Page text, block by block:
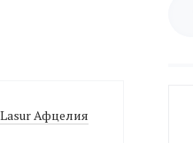
Афцелия